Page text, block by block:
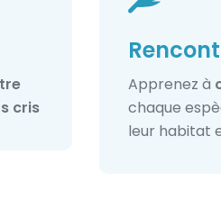
cris
Apprenez à
chaque
leur habitat